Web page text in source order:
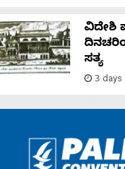
ವಿದೇಶಿ
ಸತ್ಯ
3